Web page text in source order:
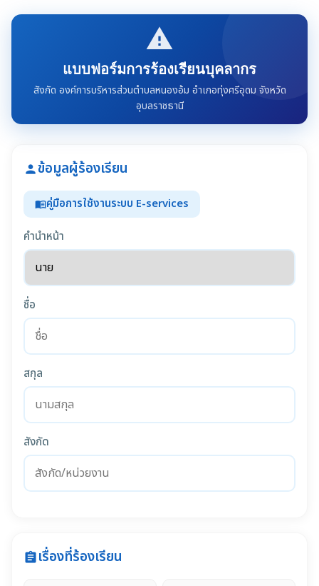
report_problem
แบบฟอร์มการร้องเรียนบุคลากร
สังกัด องค์การบริหารส่วนตำบลหนองอ้ม อำเภอทุ่งศรีอุดม จังหวัด
อุบลราชธานี
personข้อมูลผู้ร้องเรียน
menu_bookคู่มือการใช้งานระบบ E-services
คำนำหน้า
ชื่อ
สกุล
สังกัด
assignment เรื่องที่ร้องเรียน